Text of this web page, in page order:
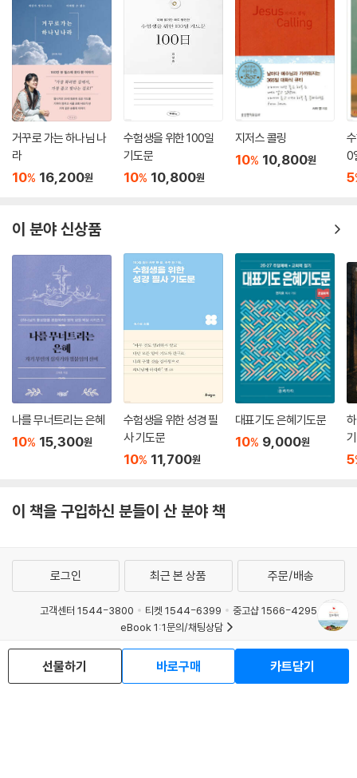
거꾸로 가는 하나님 나
라
10% 16,200원
수험생을 위한 100일
기도문
10% 10,800원
지저스 콜링
10% 10,800원
0
5
이 분야 신상품
나를 무너트리는 은혜
10% 15,300원
수험생을 위한 성경 필
사 기도문
10% 11,700원
대표기도 은혜기도문
10% 9,000원
5
이 책을 구입하신 분들이 산 분야 책
선물하기 바로구매 카트담기
로그인 최근 본 상품 주문/배송
고객센터 1544-3800 티켓 1544-6399
중고샵 1566-4295
eBook 1:1문의/채팅상담
예스이십사(주) 사업자 정보
이용약관
개인정보처리방침
청소년보호정책